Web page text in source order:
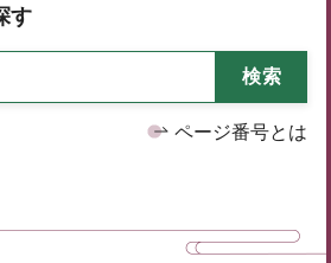
す
ページ番号とは